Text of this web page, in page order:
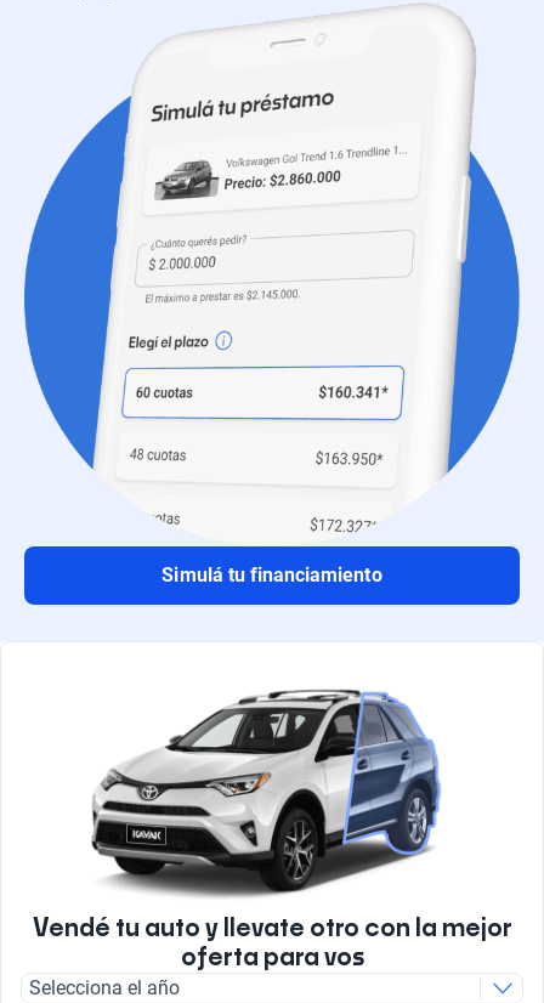
Simulá tu financiamiento
Vendé tu auto y llevate otro con la mejor
oferta para vos
Selecciona el año